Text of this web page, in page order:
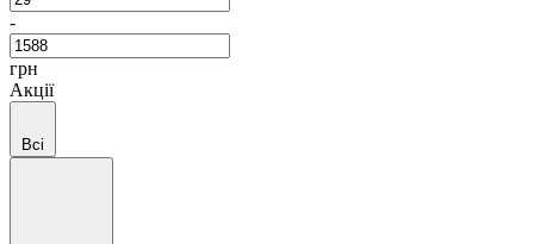
-
грн
Акції
Всі